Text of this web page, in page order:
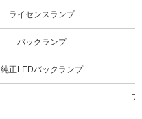
ライセンスランプ
バックランプ
純正LEDバックランプ
フ